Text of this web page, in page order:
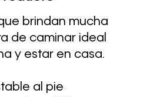
brindan mucha
de caminar ideal
y estar en casa.
al pie